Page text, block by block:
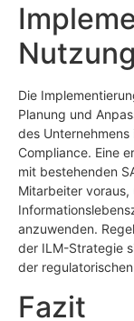
Nutzung
Die
Planung und
des
Compliance. Eine
mit bestehenden
Mitarbeiter
anzuwenden.
der ILM-Strategie
der
Fazit